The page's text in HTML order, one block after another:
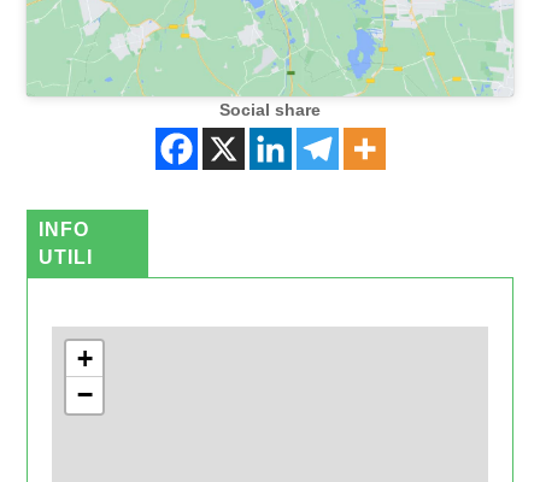
Social share
INFO
UTILI
+
−